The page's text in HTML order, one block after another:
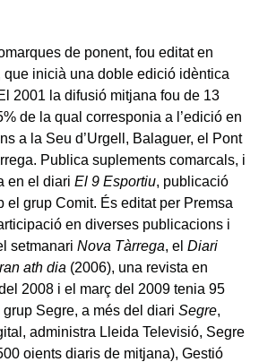
de ponent, fou editat en
inicià una doble edició idèntica
2001 la difusió mitjana fou de 13
de la qual corresponia a l’edició en
a la Seu d’Urgell, Balaguer, el Pont
Publica suplements comarcals, i
en el diari El 9 Esportiu, publicació
el grup Comit. És editat per Premsa
en diverses publicacions i
setmanari Nova Tàrrega, el Diari
ath dia (2006), una revista en
2008 i el març del 2009 tenia 95
Segre, a més del diari Segre,
administra Lleida Televisió, Segre
oients diaris de mitjana), Gestió